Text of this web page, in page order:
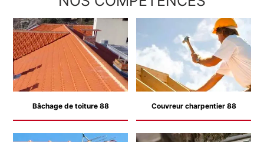
Bâchage de toiture 88 Couvreur charpentier 88